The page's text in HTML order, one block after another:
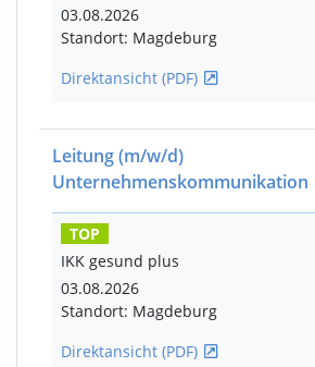
03.08.2026
Standort: Magdeburg
Direktansicht (PDF)
Leitung(m/w/d)
Unternehmenskommunikation
TOP
IKK gesund plus
03.08.2026
Standort: Magdeburg
Direktansicht (PDF)